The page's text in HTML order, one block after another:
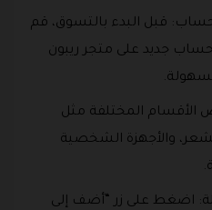
قبل البدء بالتسوق، قم
جديد على متجر ريبون
المختلفة مثل
والأجهزة الشخصية
اضغط على زر “أضف إلى